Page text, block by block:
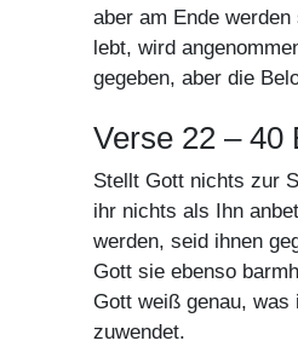
aber am Ende
lebt, wird
gegeben, aber die
Verse 22 – 40
Stellt Gott nichts zur
ihr nichts als Ihn
werden, seid ihnen
Gott sie ebenso
Gott weiß genau, was
zuwendet.